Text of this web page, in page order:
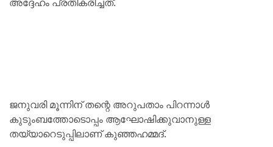
ജനുവരി മൂന്നിന് തന്റെ അറുപതാം പിറന്നാൾ
കുടുംബത്തോടൊപ്പം ആഘോഷിക്കുവാനുള്ള
തയ്യാറെടുപ്പിലാണ് കുഞ്ഞഹമ്മദ്.